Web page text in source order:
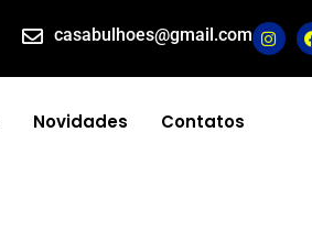
casabulhoes@gmail.com
Novidades Contatos